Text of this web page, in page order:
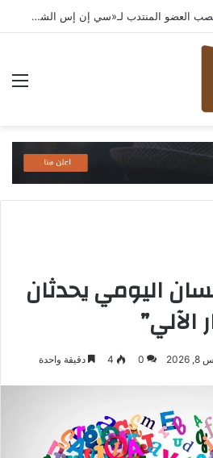
مارك فيلينتورف يتولى منصب العضو المنتدب لـ«سي إن إس الشرق الأوسط» ويشرف على شركات قطاع التكنولوجيا ضمن مجموعة غباش
اليومي يحدثان
الآلي”
0
4 دقيقة واحدة